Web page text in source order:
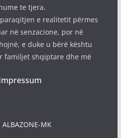
te tjera.
e realitetit përmes
në senzacione, por në
e duke u bërë kështu
familjet shqiptare dhe më
ALBAZONE-MK